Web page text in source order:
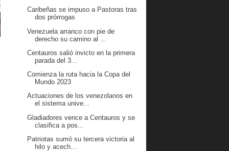
Caribeñas se impuso a Pastoras tras
dos prórrogas
Venezuela arranco con pie de
derecho su camino al ...
Centauros salió invicto en la primera
parada del 3...
Comienza la ruta hacia la Copa del
Mundo 2023
Actuaciones de los venezolanos en
el sistema unive...
Gladiadores vence a Centauros y se
clasifica a pos...
Patriotas sumó su tercera victoria al
hilo y acech...